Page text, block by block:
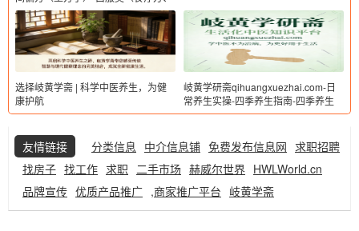
茶饮方、汤药偏方等）
选择岐黄学斋 | 科学中医养生，为健
康护航
岐黄学研斋qihuangxuezhai.com-日
常养生实操-四季养生指南-四季养生
友情链接 分类信息 中介信息铺 免费发布信息网 求职招聘
找房子 找工作 求职 二手市场 赫威尔世界 HWLWorld.cn
品牌宣传 优质产品推广 ,商家推广平台 岐黄学斋